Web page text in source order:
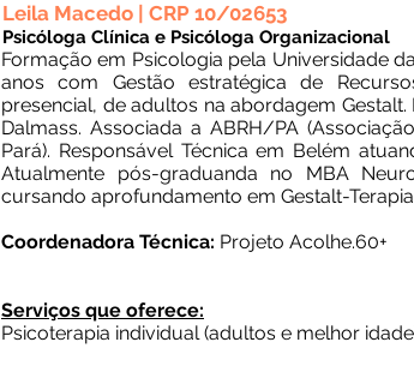
Leila Macedo | CRP 10/02653
Psicóloga Clínica e Psicóloga Organizacional
Formação em Psicologia pela Universidade
anos com Gestão estratégica de
presencial, de adultos na abordagem
Dalmass. Associada a ABRH/PA
Pará). Responsável Técnica em Belém
Atualmente pós-graduanda no MBA
cursando aprofundamento em Gestalt-
Coordenadora Técnica: Projeto Acolhe.60+
Serviços que oferece:
Psicoterapia individual (adultos e melhor